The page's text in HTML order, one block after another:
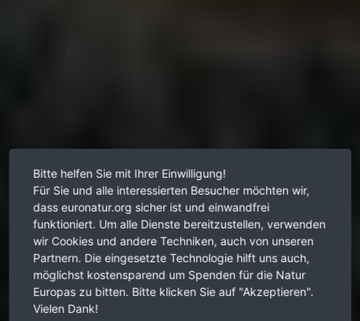
Bitte helfen Sie mit Ihrer Einwilligung!
Für Sie und alle interessierten Besucher möchten wir,
dass euronatur.org sicher ist und einwandfrei
funktioniert. Um alle Dienste bereitzustellen, verwenden
wir Cookies und andere Techniken, auch von unseren
Partnern. Die eingesetzte Technologie hilft uns auch,
möglichst kostensparend um Spenden für die Natur
Europas zu bitten. Bitte klicken Sie auf "Akzeptieren".
Vielen Dank!